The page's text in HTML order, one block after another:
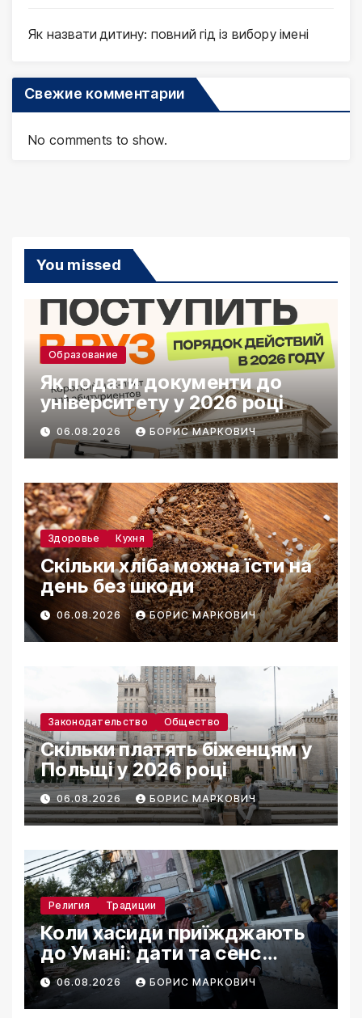
Як назвати дитину: повний гід із вибору імені
Свежие комментарии
No comments to show.
You missed
Образование
Як подати документи до
університету у 2026 році
06.08.2026 БОРИС МАРКОВИЧ
Здоровье Кухня
Скільки хліба можна їсти на
день без шкоди
06.08.2026 БОРИС МАРКОВИЧ
Законодательство Общество
Скільки платять біженцям у
Польщі у 2026 році
06.08.2026 БОРИС МАРКОВИЧ
Религия Традиции
Коли хасиди приїжджають
до Умані: дати та сенс
паломництва
06.08.2026 БОРИС МАРКОВИЧ